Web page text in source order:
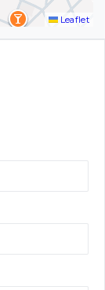
Leaflet